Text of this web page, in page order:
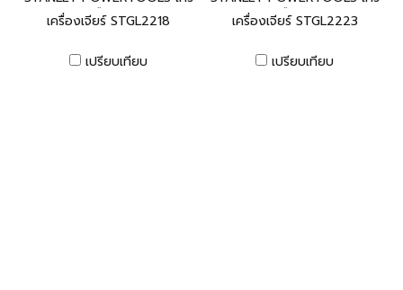
องมือไฟฟ้า
เครื่องเจียร์ STGL2218
เปรียบเทียบ
องมือไฟฟ้า
เครื่องเจียร์ STGL2223
เปรียบเทียบ